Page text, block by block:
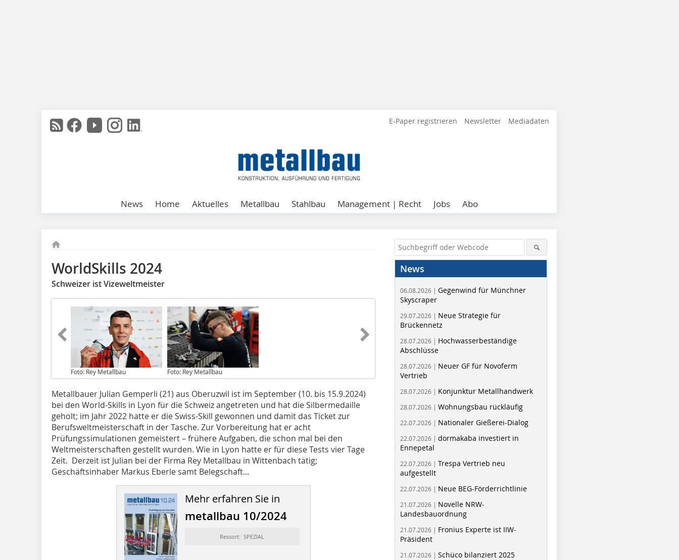
E-Paper registrieren Newsletter Mediadaten
News Home Aktuelles Metallbau Stahlbau Management | Recht Jobs Abo
WorldSkills 2024
Schweizer ist Vizeweltmeister
Foto: Rey Metallbau Foto: Rey Metallbau
Metallbauer Julian Gemperli (21) aus Oberuzwil ist im September (10. bis 15.9.2024)
bei den World-Skills in Lyon für die Schweiz angetreten und hat die Silbermedaille
geholt; im Jahr 2022 hatte er die Swiss-Skill gewonnen und damit das Ticket zur
Berufsweltmeisterschaft in der Tasche. Zur Vorbereitung hat er acht
Prüfungssimulationen gemeistert – frühere Aufgaben, die schon mal bei den
Weltmeisterschaften gestellt wurden. Wie in Lyon hatte er für diese Tests vier Tage
Zeit. Derzeit ist Julian bei der Firma Rey Metallbau in Wittenbach tätig;
Geschäftsinhaber Markus Eberle samt Belegschaft...
Mehr erfahren Sie in
metallbau 10/2024
Ressort: SPEZIAL
News
06.08.2026 | Gegenwind für Münchner
Skyscraper
29.07.2026 | Neue Strategie für
Brückennetz
28.07.2026 | Hochwasserbeständige
Abschlüsse
28.07.2026 | Neuer GF für Novoferm
Vertrieb
28.07.2026 | Konjunktur Metallhandwerk
28.07.2026 | Wohnungsbau rückläufig
22.07.2026 | Nationaler Gießerei-Dialog
22.07.2026 | dormakaba investiert in
Ennepetal
22.07.2026 | Trespa Vertrieb neu
aufgestellt
22.07.2026 | Neue BEG-Förderrichtlinie
21.07.2026 | Novelle NRW-
Landesbauordnung
21.07.2026 | Fronius Experte ist IIW-
Präsident
21.07.2026 | Schüco bilanziert 2025